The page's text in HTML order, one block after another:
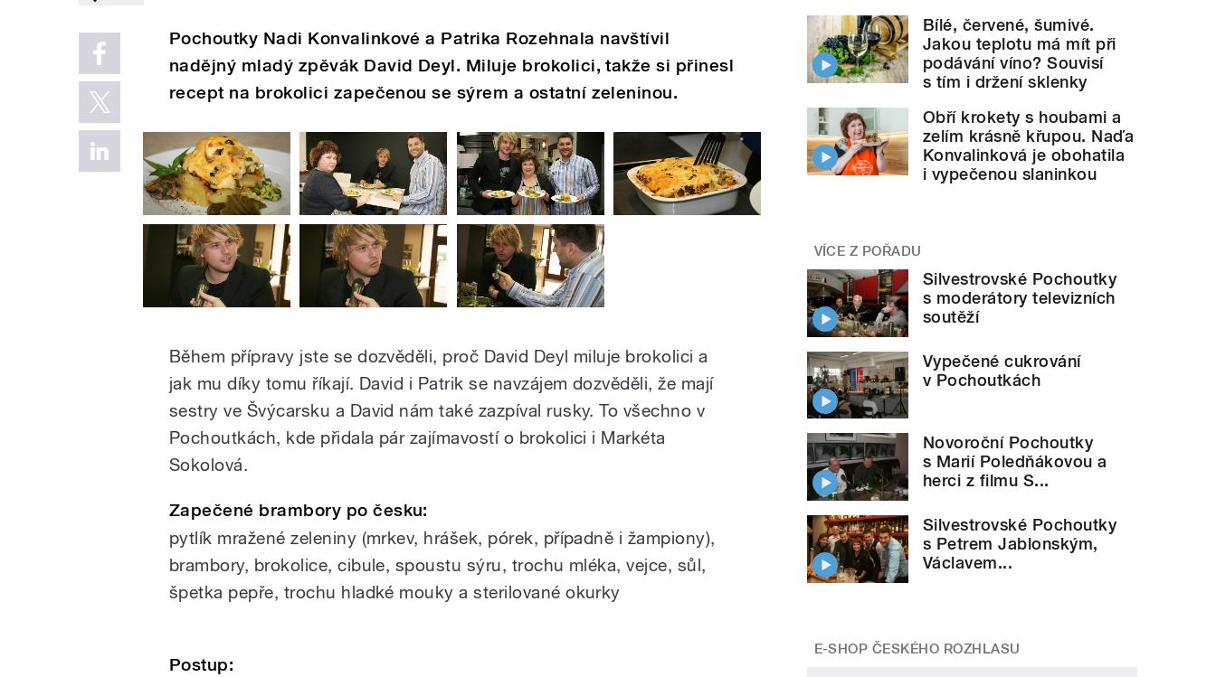
Pochoutky Nadi Konvalinkové a Patrika Rozehnala navštívil
nadějný mladý zpěvák David Deyl. Miluje brokolici, takže si přinesl
recept na brokolici zapečenou se sýrem a ostatní zeleninou.
Během přípravy jste se dozvěděli, proč David Deyl miluje brokolici a
jak mu díky tomu říkají. David i Patrik se navzájem dozvěděli, že mají
sestry ve Švýcarsku a David nám také zazpíval rusky. To všechno v
Pochoutkách, kde přidala pár zajímavostí o brokolici i Markéta
Sokolová.
Zapečené brambory po česku:
pytlík mražené zeleniny (mrkev, hrášek, pórek, případně i žampiony),
brambory, brokolice, cibule, spoustu sýru, trochu mléka, vejce, sůl,
špetka pepře, trochu hladké mouky a sterilované okurky
Postup:
Bílé, červené, šumivé.
Jakou teplotu má mít při
podávání víno? Souvisí
s tím i držení sklenky
Obří krokety s houbami a
zelím krásně křupou. Naďa
Konvalinková je obohatila
i vypečenou slaninkou
VÍCE Z POŘADU
Silvestrovské Pochoutky
s moderátory televizních
soutěží
Vypečené cukrování
v Pochoutkách
Novoroční Pochoutky
s Marií Poledňákovou a
herci z filmu S...
Silvestrovské Pochoutky
s Petrem Jablonským,
Václavem...
E-SHOP ČESKÉHO ROZHLASU